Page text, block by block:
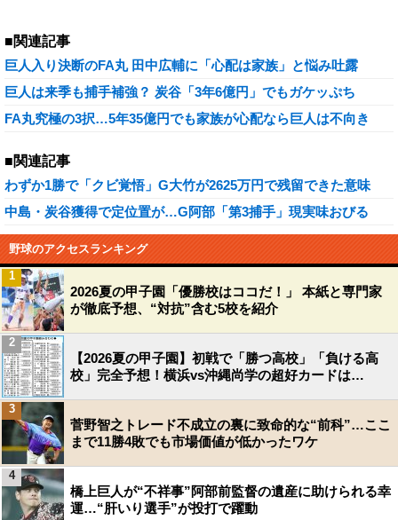
■関連記事
巨人入り決断のFA丸 田中広輔に「心配は家族」と悩み吐露
巨人は来季も捕手補強？ 炭谷「3年6億円」でもガケッぷち
FA丸究極の3択…5年35億円でも家族が心配なら巨人は不向き
■関連記事
わずか1勝で「クビ覚悟」G大竹が2625万円で残留できた意味
中島・炭谷獲得で定位置が…G阿部「第3捕手」現実味おびる
野球のアクセスランキング
2026夏の甲子園「優勝校はココだ！」 本紙と専門家
が徹底予想、“対抗”含む5校を紹介
1
【2026夏の甲子園】初戦で「勝つ高校」「負ける高
校」完全予想！横浜vs沖縄尚学の超好カードは…
2
菅野智之トレード不成立の裏に致命的な“前科”…ここ
まで11勝4敗でも市場価値が低かったワケ
3
橋上巨人が“不祥事”阿部前監督の遺産に助けられる幸
運…“肝いり選手”が投打で躍動
4